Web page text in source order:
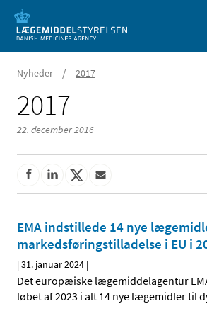
Nyheder / 2017
2017
22. december 2016
EMA indstillede 14 nye
markedsføringstilladelse i EU i
|31. januar 2024 |
Det europæiske lægemiddelagentur
løbet af 2023 i alt 14 nye lægemidler til